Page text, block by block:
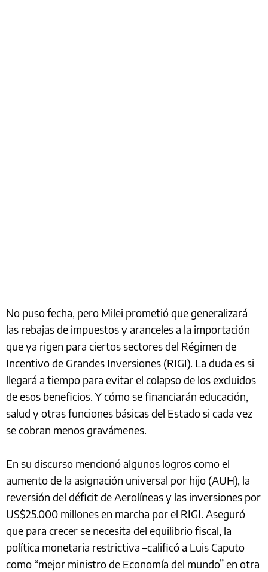
No puso fecha, pero Milei prometió que generalizará
las rebajas de impuestos y aranceles a la importación
que ya rigen para ciertos sectores del Régimen de
Incentivo de Grandes Inversiones (RIGI). La duda es si
llegará a tiempo para evitar el colapso de los excluidos
de esos beneficios. Y cómo se financiarán educación,
salud y otras funciones básicas del Estado si cada vez
se cobran menos gravámenes.
En su discurso mencionó algunos logros como el
aumento de la asignación universal por hijo (AUH), la
reversión del déficit de Aerolíneas y las inversiones por
US$25.000 millones en marcha por el RIGI. Aseguró
que para crecer se necesita del equilibrio fiscal, la
política monetaria restrictiva –calificó a Luis Caputo
como “mejor ministro de Economía del mundo” en otra